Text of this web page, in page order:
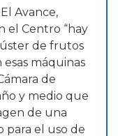
Avance,
el Centro “hay
de frutos
máquinas
de
y medio que
de una
para el uso de